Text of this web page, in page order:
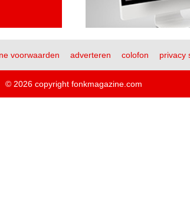
voorwaarden adverteren colofon privacy
© 2026 copyright fonkmagazine.com